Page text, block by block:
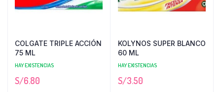
COLGATE TRIPLE ACCIÓN
75 ML
HAY EXISTENCIAS
S/6.80
KOLYNOS SUPER BLANCO
60 ML
HAY EXISTENCIAS
S/3.50